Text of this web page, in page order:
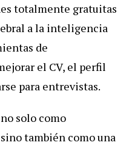
totalmente gratuitas
a la inteligencia
de
el CV, el perfil
para entrevistas.
solo como
también como una